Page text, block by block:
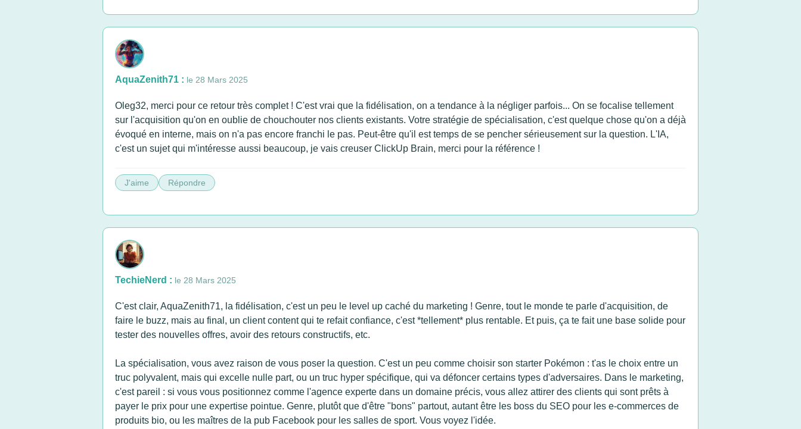
AquaZenith71 : le 28 Mars 2025
Oleg32, merci pour ce retour très complet ! C'est vrai que la fidélisation, on a tendance à la négliger parfois... On se focalise tellement
sur l'acquisition qu'on en oublie de chouchouter nos clients existants. Votre stratégie de spécialisation, c'est quelque chose qu'on a déjà
évoqué en interne, mais on n'a pas encore franchi le pas. Peut-être qu'il est temps de se pencher sérieusement sur la question. L'IA,
c'est un sujet qui m'intéresse aussi beaucoup, je vais creuser ClickUp Brain, merci pour la référence !
J'aime Répondre
TechieNerd : le 28 Mars 2025
C'est clair, AquaZenith71, la fidélisation, c'est un peu le level up caché du marketing ! Genre, tout le monde te parle d'acquisition, de
faire le buzz, mais au final, un client content qui te refait confiance, c'est *tellement* plus rentable. Et puis, ça te fait une base solide pour
tester des nouvelles offres, avoir des retours constructifs, etc.
La spécialisation, vous avez raison de vous poser la question. C'est un peu comme choisir son starter Pokémon : t'as le choix entre un
truc polyvalent, mais qui excelle nulle part, ou un truc hyper spécifique, qui va défoncer certains types d'adversaires. Dans le marketing,
c'est pareil : si vous vous positionnez comme l'agence experte dans un domaine précis, vous allez attirer des clients qui sont prêts à
payer le prix pour une expertise pointue. Genre, plutôt que d'être "bons" partout, autant être les boss du SEO pour les e-commerces de
produits bio, ou les maîtres de la pub Facebook pour les salles de sport. Vous voyez l'idée.